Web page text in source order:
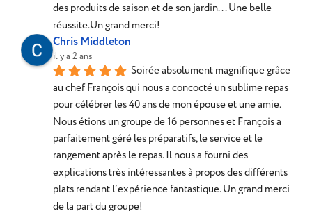
des produits de saison et de son jardin... Une belle
réussite.Un grand merci!
Chris Middleton
il y a 2 ans
Soirée absolument magnifique grâce
au chef François qui nous a concocté un sublime repas
pour célébrer les 40 ans de mon épouse et une amie.
Nous étions un groupe de 16 personnes et François a
parfaitement géré les préparatifs, le service et le
rangement après le repas. Il nous a fourni des
explications très intéressantes à propos des différents
plats rendant l’expérience fantastique. Un grand merci
de la part du groupe!